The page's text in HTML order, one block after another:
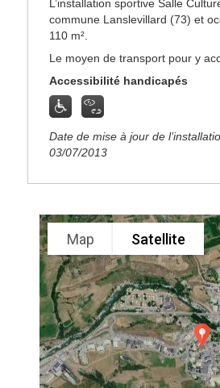
L’installation sportive Salle
commune Lanslevillard (73) et
110 m².
Le moyen de transport pour y
Accessibilité handicapés
Date de mise à jour de
03/07/2013
Map Satellite